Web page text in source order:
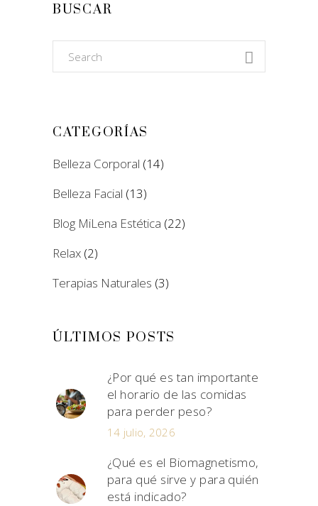
BUSCAR
Search
for:
CATEGORÍAS
Belleza Corporal (14)
Belleza Facial (13)
Blog MiLena Estética (22)
Relax (2)
Terapias Naturales (3)
ÚLTIMOS POSTS
¿Por qué es tan importante
el horario de las comidas
para perder peso?
14 julio, 2026
¿Qué es el Biomagnetismo,
para qué sirve y para quién
está indicado?